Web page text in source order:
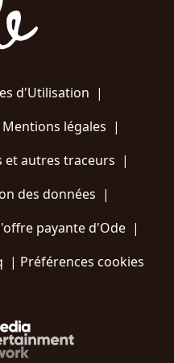
d'Utilisation |
Mentions légales |
et autres traceurs |
des données |
payante d'Ode |
| Préférences cookies